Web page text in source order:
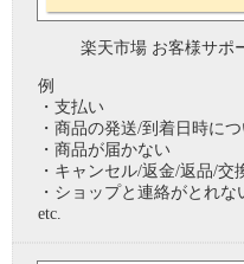
楽天市場 お客様サポ
例
・支払い
・商品の発送/到着日時につ
・商品が届かない
・キャンセル/返金/返品/交
・ショップと連絡がとれな
etc.